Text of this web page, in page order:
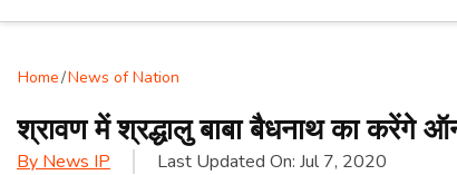
Home/News of Nation
श्रावण में श्रद्धालु बाबा बैधनाथ का करेंगे
By News IP Last Updated On: Jul 7, 2020